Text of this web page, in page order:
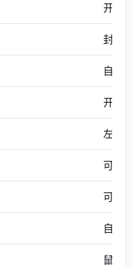
开关
封面
自定
开关
左对
可设
可设
自定
鼠标